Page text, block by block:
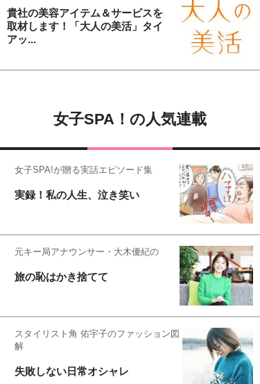
貴社の美容アイテム＆サービスを
取材します！「大人の美活」タイ
アッ...
女子SPA！の人気連載
女子SPA!が贈る実話エピソード集
実録！私の人生、泣き笑い
元キー局アナウンサー・大木優紀の
旅の恥はかき捨てて
スタイリスト角 佑宇子のファッション図
解
失敗しない日常オシャレ